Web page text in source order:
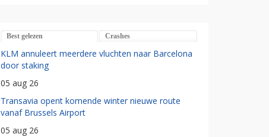
Best gelezen Crashes
KLM annuleert meerdere vluchten naar Barcelona
door staking
05 aug 26
Transavia opent komende winter nieuwe route
vanaf Brussels Airport
05 aug 26